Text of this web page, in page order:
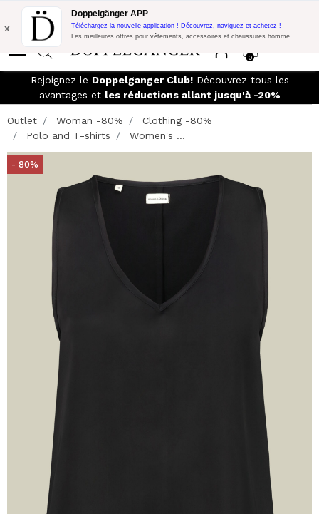
Promo Flash: 10% de réduction supplémentaire sur 300€ d'achat
avec le code:
0
x
Doppelgänger APP
Téléchargez la nouvelle application ! Découvrez, naviguez et achetez !
Les meilleures offres pour vêtements, accessoires et chaussures homme
Rejoignez le Doppelganger Club!Découvrez tous les
avantages et les réductions allant jusqu'à -20%
Outlet Woman -80%
Clothing -80%
Polo and T-shirts
Women's ...
- 80%